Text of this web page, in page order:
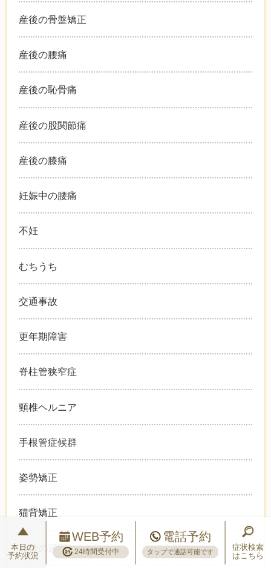
産後の骨盤矯正
産後の腰痛
産後の恥骨痛
産後の股関節痛
産後の膝痛
妊娠中の腰痛
不妊
むちうち
交通事故
更年期障害
脊柱管狭窄症
頸椎ヘルニア
手根管症候群
姿勢矯正
猫背矯正
産後の尿漏れ
本日の
予約状況
WEB予約
24時間受付中
電話予約
タップで通話可能です
症状検索
はこちら